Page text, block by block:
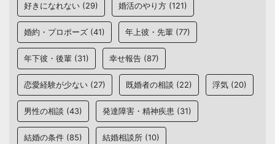
好きになれない (29) 婚活のやり方 (121)
婚約・プロポーズ (41) 年上彼・先輩 (77)
年下彼・後輩 (31) 幸せ報告 (87)
恋愛経験が少ない (27) 既婚者の相談 (22) 浮気 (20)
男性の相談 (43) 発達障害・精神疾患 (31)
結婚の条件 (85) 結婚相談所 (10)